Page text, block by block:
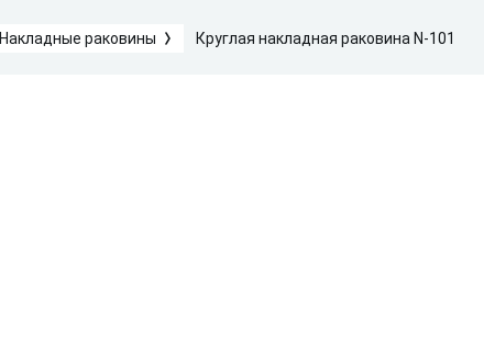
Накладные раковины Круглая накладная раковина N-101